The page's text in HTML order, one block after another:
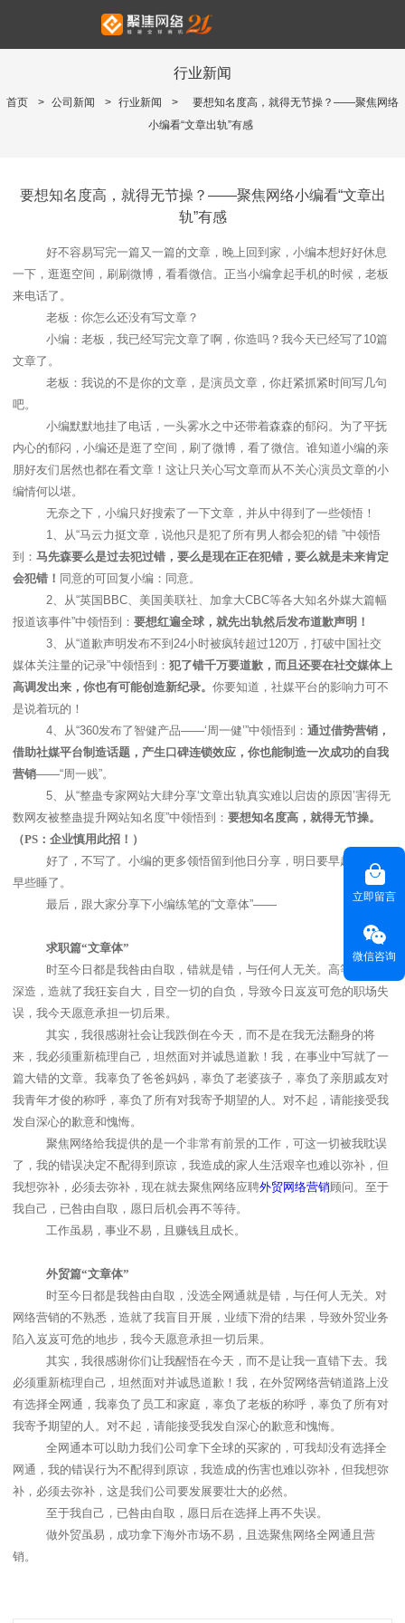
行业新闻
首页 > 公司新闻 > 行业新闻 >
要想知名度高，就得无节操？——聚焦网络
小编看“文章出轨”有感
要想知名度高，就得无节操？——聚焦网络小编看“文章出
轨”有感
好不容易写完一篇又一篇的文章，晚上回到家，小编本想好好休息
一下，逛逛空间，刷刷微博，看看微信。正当小编拿起手机的时候，老板
来电话了。
老板：你怎么还没有写文章？
小编：老板，我已经写完文章了啊，你造吗？我今天已经写了 10篇
文章了。
老板：我说的不是你的文章，是演员文章，你赶紧抓紧时间写几句
吧。
小编默默地挂了电话，一头雾水之中还带着森森的郁闷。为了平抚
内心的郁闷，小编还是逛了空间，刷了微博，看了微信。谁知道小编的亲
朋好友们居然也都在看文章！这让只关心写文章而从不关心演员文章的小
编情何以堪。
无奈之下，小编只好搜索了一下文章，并从中得到了一些领悟！
1、从“马云力挺文章，说他只是犯了所有男人都会犯的错 ”中领悟
到： 马先森要么是过去犯过错，要么是现在正在犯错，要么就是未来肯定
会犯错！ 同意的可回复小编：同意。
2、从“英国 BBC、美国美联社、加拿大CBC等各大知名外媒大篇幅
报道该事件”中领悟到： 要想红遍全球，就先出轨然后发布道歉声明！
3、从“道歉声明发布不到 24小时被疯转超过120万，打破中国社交
媒体关注量的记录”中领悟到： 犯了错千万要道歉，而且还要在社交媒体上
高调发出来，你也有可能创造新纪录。 你要知道，社媒平台的影响力可不
是说着玩的！
4、从“360发布了智健产品——‘周一健’”中领悟到： 通过借势营销，
借助社媒平台制造话题，产生口碑连锁效应，你也能制造一次成功的自我
营销——“周一贱”。
5、从“整蛊专家网站大肆分享‘文章出轨真实难以启齿的原因’害得无
数网友被整蛊提升网站知名度”中领悟到： 要想知名度高，就得无节操。
（PS：企业慎用此招！）
好了，不写了。小编的更多领悟留到他日分享，明日要早起，还是
早些睡了。
最后，跟大家分享下小编练笔的“文章体”——
求职篇“文章体”
时至今日都是我咎由自取，错就是错，与任何人无关。高等学府的
深造，造就了我狂妄自大，目空一切的自负，导致今日岌岌可危的职场失
误，我今天愿意承担一切后果。
其实，我很感谢社会让我跌倒在今天，而不是在我无法翻身的将
来，我必须重新梳理自己，坦然面对并诚恳道歉！我，在事业中写就了一
篇大错的文章。我辜负了爸爸妈妈，辜负了老婆孩子，辜负了亲朋戚友对
我青年才俊的称呼，辜负了所有对我寄予期望的人。对不起，请能接受我
发自深心的歉意和愧悔。
聚焦网络给我提供的是一个非常有前景的工作，可这一切被我耽误
了，我的错误决定不配得到原谅，我造成的家人生活艰辛也难以弥补，但
我想弥补，必须去弥补，现在就去聚焦网络应聘外贸网络营销顾问。至于
我自己，已咎由自取，愿日后机会再不等待。
工作虽易，事业不易，且赚钱且成长。
外贸篇“文章体”
时至今日都是我咎由自取，没选全网通就是错，与任何人无关。对
网络营销的不熟悉，造就了我盲目开展，业绩下滑的结果，导致外贸业务
陷入岌岌可危的地步，我今天愿意承担一切后果。
其实，我很感谢你们让我醒悟在今天，而不是让我一直错下去。我
必须重新梳理自己，坦然面对并诚恳道歉！我，在外贸网络营销道路上没
有选择全网通，我辜负了员工和家庭，辜负了老板的称呼，辜负了所有对
我寄予期望的人。对不起，请能接受我发自深心的歉意和愧悔。
全网通本可以助力我们公司拿下全球的买家的，可我却没有选择全
网通，我的错误行为不配得到原谅，我造成的伤害也难以弥补，但我想弥
补，必须去弥补，这是我们公司要发展要壮大的必然。
至于我自己，已咎由自取，愿日后在选择上再不失误。
做外贸虽易，成功拿下海外市场不易，且选聚焦网络全网通且营
销。
立即留言
微信咨询